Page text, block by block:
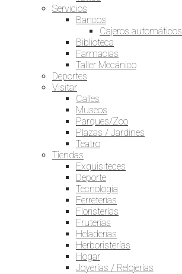
Servicios
Bancos
Cajeros automáticos
Biblioteca
Farmacias
Taller Mecánico
Deportes
Visitar
Calles
Museos
Parques/Zoo
Plazas / Jardines
Teatro
Tiendas
Exquisiteces
Deporte
Tecnología
Ferreterías
Floristerías
Fruterías
Heladerías
Herboristerías
Hogar
Joyerías / Relojerías